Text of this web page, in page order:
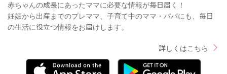
赤ちゃんの成長にあったママに必要な情報が毎日届く！
妊娠から出産までのプレママ、子育て中のママ・パパにも、毎日
の生活に役立つ情報をお届けします。
詳しくはこちら